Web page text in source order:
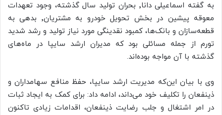
به گفته اسماعیلی دانا٬ بحران تولید سال گذشته، وجود تعهدات
معوقه پیشین در بخش تحویل خودرو به مشتریان٬ بدهی به
قطعه‌سازان و بانک‌ها، کمبود نقدینگی مورد نیاز تولید و رشد شدید
تورم از جمله مسائلی بود که مدیران ارشد سایپا در ماه‌های
گذشته با آن مواجه بوده‌اند.
وی با بیان این‌که مدیریت ارشد سایپا، حفظ منافع سهامداران و
ذینفعان را تکلیف خود می‌داند، ادامه داد: برای کمک به ایجاد ثبات
در امر اشتغال و جلب رضایت ذینفعان، اقدامات زیادی تاکنون